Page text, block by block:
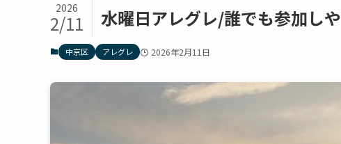
水曜日アレグレ/誰でも参加し
2026
2/11
中京区 アレグレ 2026年2月11日